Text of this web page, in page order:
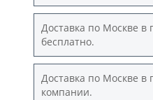
Доставка по Москве
бесплатно.
Доставка по Москве в
компании.